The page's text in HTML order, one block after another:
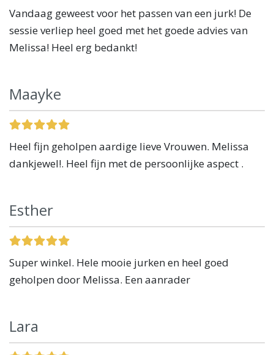
Vandaag geweest voor het passen van een jurk! De
sessie verliep heel goed met het goede advies van
Melissa! Heel erg bedankt!
Maayke
Heel fijn geholpen aardige lieve Vrouwen. Melissa
dankjewel!. Heel fijn met de persoonlijke aspect .
Esther
Super winkel. Hele mooie jurken en heel goed
geholpen door Melissa. Een aanrader
Lara